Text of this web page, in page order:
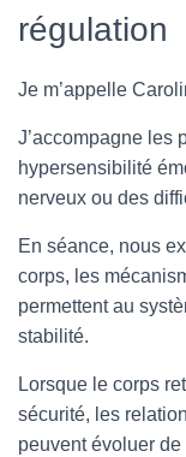
régulation
Je m’appelle
J’accompagne les
hypersensibilité
nerveux ou des
En séance, nous
corps, les
permettent au
stabilité.
Lorsque le corps
sécurité, les
peuvent évoluer